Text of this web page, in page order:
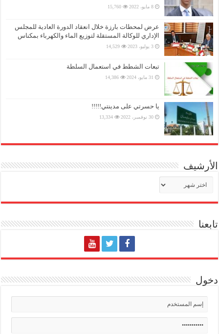
8 مايو، 2022 15,760
عرض لمحطات بارزة خلال انعقاد الدورة العادية للمجلس
الإداري للوكالة المستقلة لتوزيع الماء والكهرباء بمكناس
3 يوليو، 2023 14,529
تبعات الشطط في استعمال السلطة
31 مايو، 2024 14,386
يا حسرتي على مدينتي!!!!!
30 نوفمبر، 2022 13,334
الأرشيف
تابعنا
دخول